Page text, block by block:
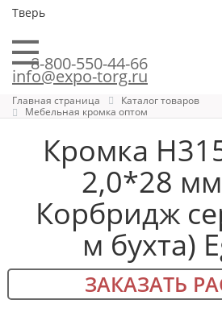
Тверь
8-800-550-44-66
info@expo-torg.ru
Главная страница
Каталог товаров
Мебельная кромка оптом
Кромка
2,0*28
Корбридж
м бухта)
ЗАКАЗАТЬ